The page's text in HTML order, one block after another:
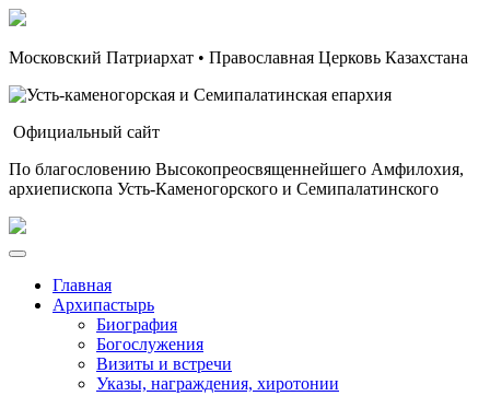
Московский Патриархат • Православная Церковь Казахстана
Официальный сайт
По благословению Высокопреосвященнейшего Амфилохия,
архиепископа Усть-Каменогорского и Семипалатинского
Главная
Архипастырь
Биография
Богослужения
Визиты и встречи
Указы, награждения, хиротонии